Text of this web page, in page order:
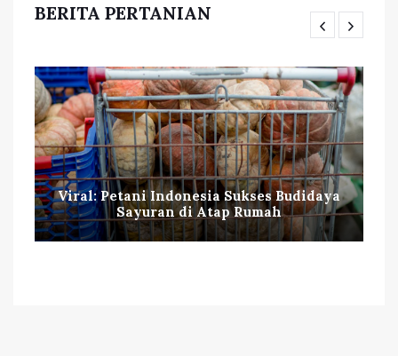
BERITA PERTANIAN
Viral: Petani Indonesia Sukses Budidaya
Sayuran di Atap Rumah